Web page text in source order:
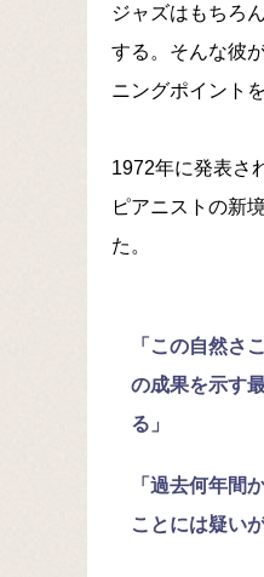
ジャズはもちろ
する。そんな彼
ニングポイント
1972年に発表さ
ピアニストの新
た。
「この自然さ
の成果を示す
る」
「過去何年間
ことには疑い